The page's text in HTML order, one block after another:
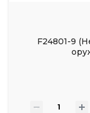
F24801-9
- +